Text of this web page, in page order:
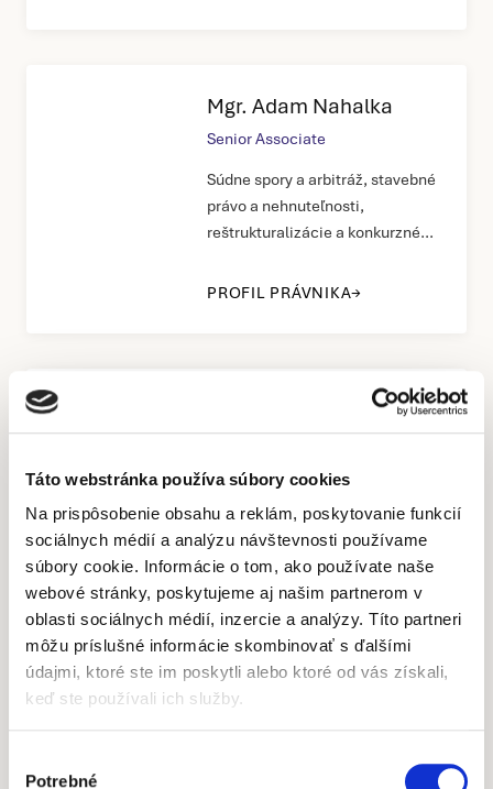
Táto webstránka používa súbory cookies
Na prispôsobenie obsahu a reklám, poskytovanie funkcií
sociálnych médií a analýzu návštevnosti používame
súbory cookie. Informácie o tom, ako používate naše
webové stránky, poskytujeme aj našim partnerom v
oblasti sociálnych médií, inzercie a analýzy. Títo partneri
môžu príslušné informácie skombinovať s ďalšími
údajmi, ktoré ste im poskytli alebo ktoré od vás získali,
keď ste používali ich služby.
súhlasu
Potrebné
Mgr. Adam Nahalka
Senior Associate
Súdne spory a arbitráž, stavebné
právo a nehnuteľnosti,
reštrukturalizácie a konkurzné
spoločností
PROFIL PRÁVNIKA
Mgr. Adam Masár
Fúzie a akvizície, právo
obchodných spoločností,
zmluvná agenda,
telekomunikácia a IT právo
PROFIL PRÁVNIKA
Mgr. Laura Smutná